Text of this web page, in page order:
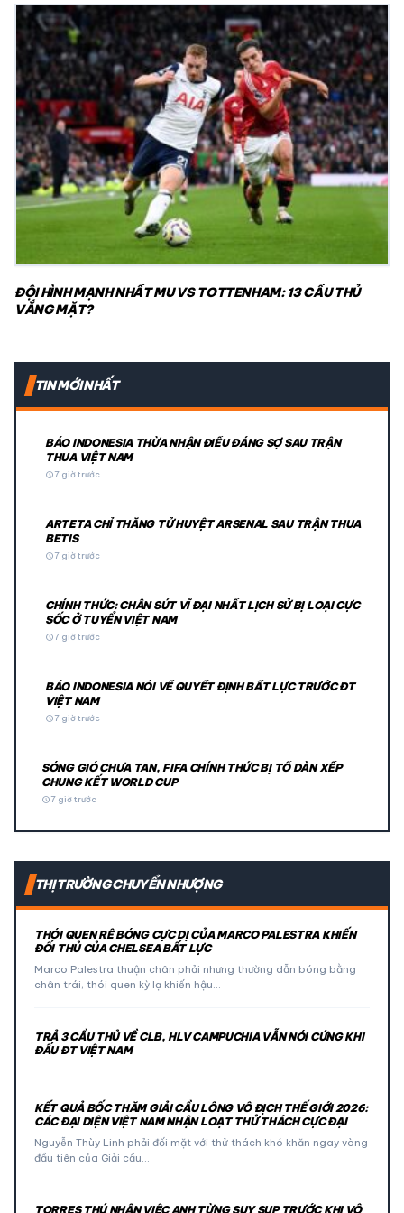
ĐỘI HÌNH MẠNH NHẤT MU VS TOTTENHAM: 13 CẦU THỦ
VẮNG MẶT?
TIN MỚI NHẤT
BÁO INDONESIA THỪA NHẬN ĐIỀU ĐÁNG SỢ SAU TRẬN
THUA VIỆT NAM
schedule7 giờ trước
ARTETA CHỈ THẲNG TỬ HUYỆT ARSENAL SAU TRẬN THUA
BETIS
schedule7 giờ trước
CHÍNH THỨC: CHÂN SÚT VĨ ĐẠI NHẤT LỊCH SỬ BỊ LOẠI CỰC
SỐC Ở TUYỂN VIỆT NAM
schedule7 giờ trước
BÁO INDONESIA NÓI VỀ QUYẾT ĐỊNH BẤT LỰC TRƯỚC ĐT
VIỆT NAM
schedule7 giờ trước
SÓNG GIÓ CHƯA TAN, FIFA CHÍNH THỨC BỊ TỐ DÀN XẾP
CHUNG KẾT WORLD CUP
schedule7 giờ trước
THỊ TRƯỜNG CHUYỂN NHƯỢNG
THÓI QUEN RÊ BÓNG CỰC DỊ CỦA MARCO PALESTRA KHIẾN
ĐỐI THỦ CỦA CHELSEA BẤT LỰC
Marco Palestra thuận chân phải nhưng thường dẫn bóng bằng
chân trái, thói quen kỳ lạ khiến hậu…
TRẢ 3 CẦU THỦ VỀ CLB, HLV CAMPUCHIA VẪN NÓI CỨNG KHI
ĐẤU ĐT VIỆT NAM
KẾT QUẢ BỐC THĂM GIẢI CẦU LÔNG VÔ ĐỊCH THẾ GIỚI 2026:
CÁC ĐẠI DIỆN VIỆT NAM NHẬN LOẠT THỬ THÁCH CỰC ĐẠI
Nguyễn Thùy Linh phải đối mặt với thử thách khó khăn ngay vòng
đầu tiên của Giải cầu…
TORRES THÚ NHẬN VIỆC ANH TỪNG SUY SỤP TRƯỚC KHI VÔ